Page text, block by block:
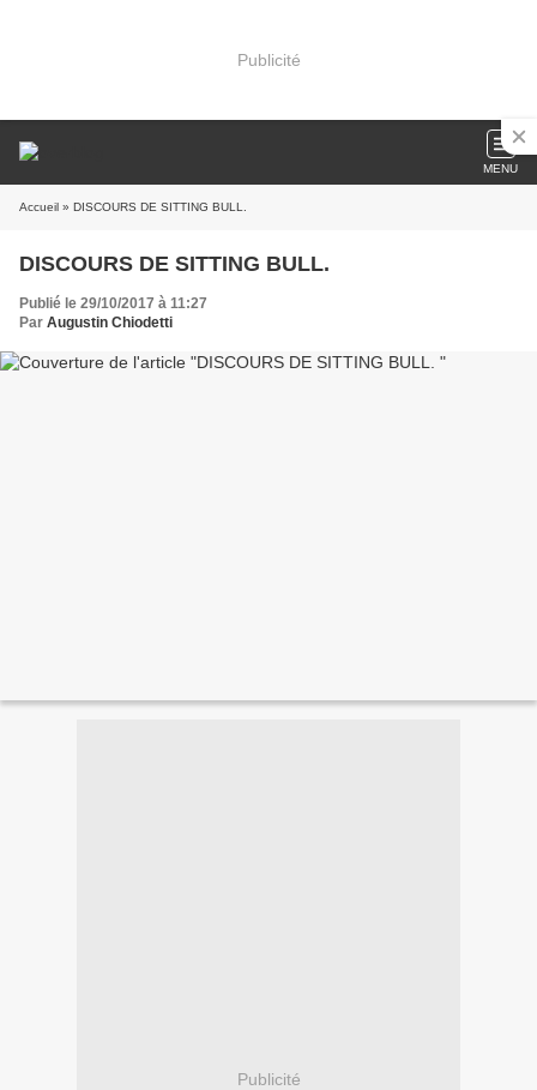
Publicité
MENU
Accueil » DISCOURS DE SITTING BULL.
DISCOURS DE SITTING BULL.
Publié le 29/10/2017 à 11:27
Par Augustin Chiodetti
Publicité